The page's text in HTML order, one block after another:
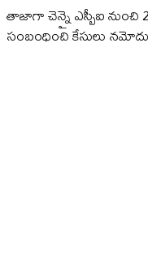
తాజాగా చెన్నై ఎస్బీఐ నుంచి
సంబంధించి కేసులు